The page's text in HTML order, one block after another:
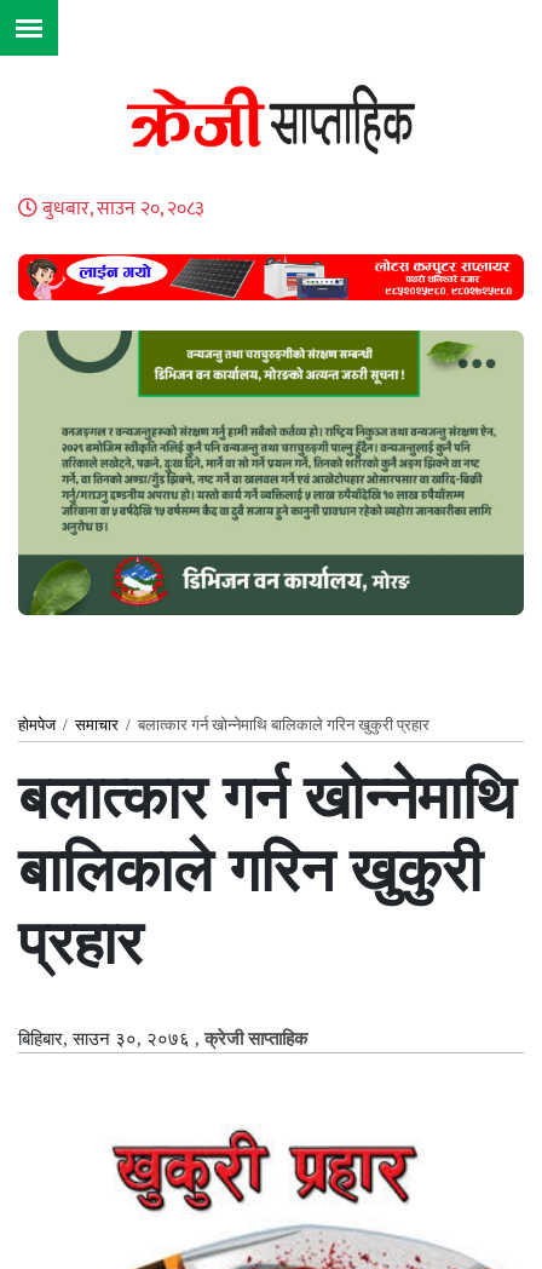
बुधबार, साउन २०, २०८३
होमपेज/समाचार / बलात्कार गर्न खोन्नेमाथि बालिकाले गरिन खुकुरी प्रहार
बलात्कार गर्न खोन्नेमाथि
बालिकाले गरिन खुकुरी
प्रहार
बिहिबार, साउन ३०, २०७६ ,क्रेजी साप्ताहिक